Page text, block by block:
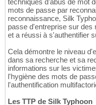
techniques d'abus de mot
mots de passe par
reconnaissance, Silk
passe d'entreprise sur des
et a réussi à s'authentifier
Cela démontre le niveau
dans sa recherche et sa
informations sur les
l'hygiène des mots de
l'authentification
Les TTP de Silk Typhoon